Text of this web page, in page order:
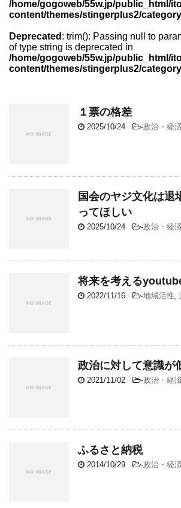
/home/gogoweb/55w.jp/public_html/
content/themes/stingerplus2/
Deprecated : trim(): Passing null to
of type string is deprecated in
/home/gogoweb/55w.jp/public_html/
content/themes/stingerplus2/
１票の格差
2025/10/24 -政治・経済
国会のヤジ文化は退
ってほしい
2025/10/24 -政治・経済
将来を考える
2022/11/16 -地域活性
政治に対して意識が
2021/11/02 -政治・経済
ふるさと納税
2014/10/29 -政治・経済